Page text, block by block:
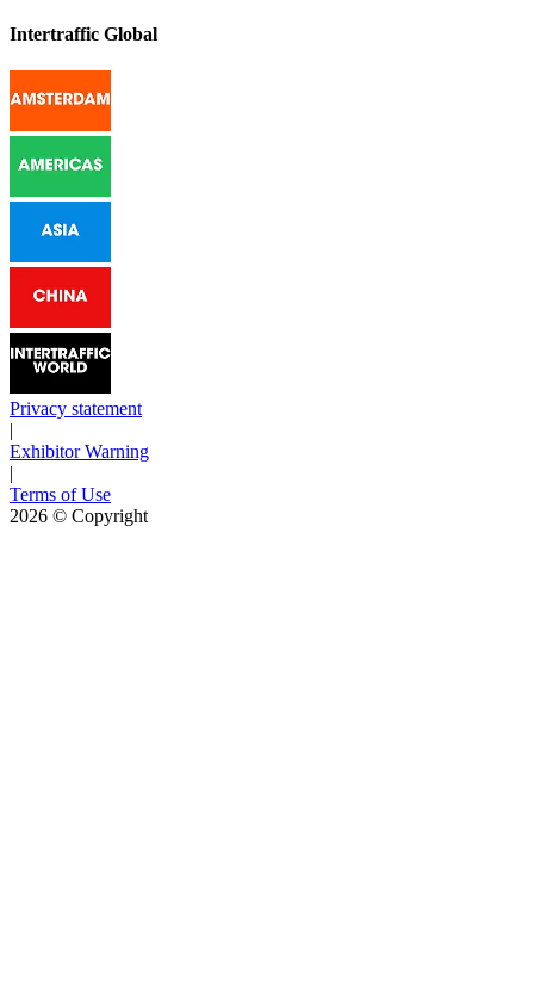
Intertraffic Global
Privacy statement
Exhibitor Warning
Terms of Use
2026 © Copyright